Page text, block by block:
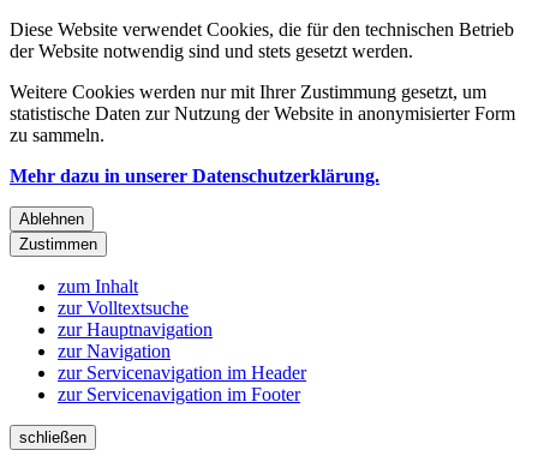
Diese Website verwendet Cookies, die für den technischen Betrieb
der Website notwendig sind und stets gesetzt werden.
Weitere Cookies werden nur mit Ihrer Zustimmung gesetzt, um
statistische Daten zur Nutzung der Website in anonymisierter Form
zu sammeln.
Mehr dazu in unserer Datenschutzerklärung.
Ablehnen
Zustimmen
zum Inhalt
zur Volltextsuche
zur Hauptnavigation
zur Navigation
zur Servicenavigation im Header
zur Servicenavigation im Footer
schließen